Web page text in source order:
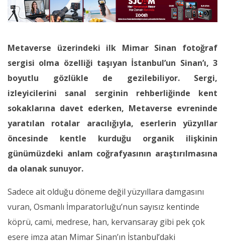
Metaverse üzerindeki ilk Mimar Sinan fotoğraf
sergisi olma özelliği taşıyan İstanbul’un Sinan’ı, 3
boyutlu gözlükle de gezilebiliyor. Sergi,
izleyicilerini sanal serginin rehberliğinde kent
sokaklarına davet ederken, Metaverse evreninde
yaratılan rotalar aracılığıyla, eserlerin yüzyıllar
öncesinde kentle kurduğu organik ilişkinin
günümüzdeki anlam coğrafyasının araştırılmasına
da olanak sunuyor.
Sadece ait olduğu döneme değil yüzyıllara damgasını
vuran, Osmanlı İmparatorluğu’nun sayısız kentinde
köprü, cami, medrese, han, kervansaray gibi pek çok
esere imza atan Mimar Sinan’ın İstanbul’daki